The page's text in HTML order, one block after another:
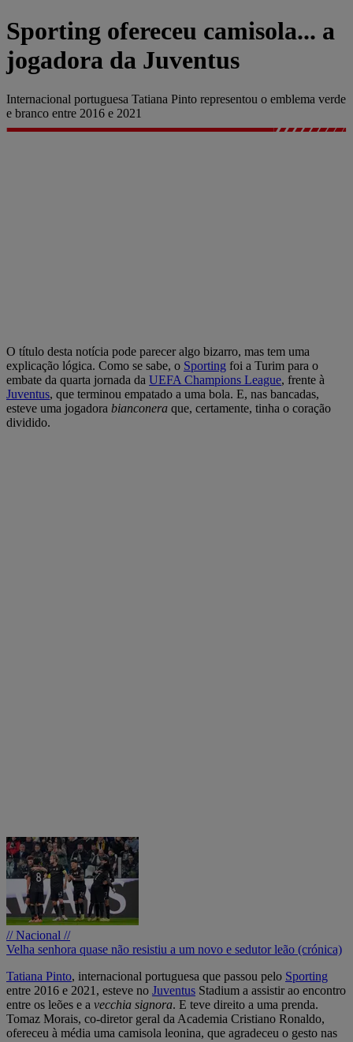
Sporting ofereceu camisola... a
jogadora da Juventus
Internacional portuguesa Tatiana Pinto representou o emblema verde
e branco entre 2016 e 2021
O título desta notícia pode parecer algo bizarro, mas tem uma
explicação lógica. Como se sabe, o Sporting foi a Turim para o
embate da quarta jornada da UEFA Champions League, frente à
Juventus, que terminou empatado a uma bola. E, nas bancadas,
esteve uma jogadora bianconera que, certamente, tinha o coração
dividido.
// Nacional //
Velha senhora quase não resistiu a um novo e sedutor leão (crónica)
Tatiana Pinto, internacional portuguesa que passou pelo Sporting
entre 2016 e 2021, esteve no Juventus Stadium a assistir ao encontro
entre os leões e a vecchia signora. E teve direito a uma prenda.
Tomaz Morais, co-diretor geral da Academia Cristiano Ronaldo,
ofereceu à média uma camisola leonina, que agradeceu o gesto nas